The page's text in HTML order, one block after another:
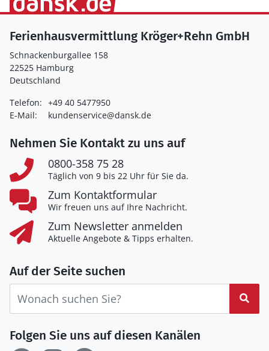
Ferienhausvermittlung Kröger+Rehn GmbH
Schnackenburgallee 158
22525 Hamburg
Deutschland
Telefon: +49 40 5477950
E-Mail:
kundenservice@dansk.de
Nehmen Sie Kontakt zu uns auf
0800-358 75 28
Täglich von 9 bis 22 Uhr für Sie da.
Zum Kontaktformular
Wir freuen uns auf Ihre Nachricht.
Zum Newsletter anmelden
Aktuelle Angebote & Tipps erhalten.
Auf der Seite suchen
Folgen Sie uns auf diesen Kanälen